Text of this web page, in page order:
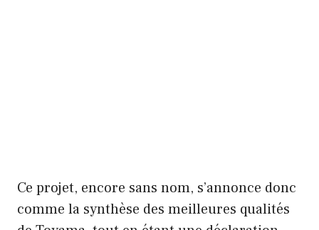
Ce projet, encore sans nom, s’annonce donc
comme la synthèse des meilleures qualités